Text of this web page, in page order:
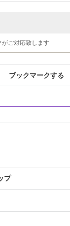
ご対応致します
ブックマークする
プ